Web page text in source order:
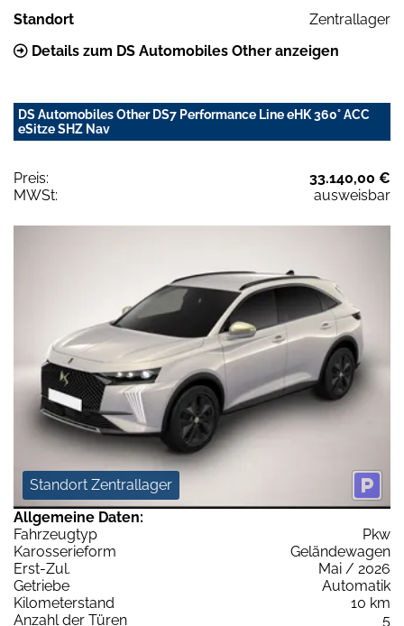
Standort
Zentrallager
Details zum DS Automobiles Other anzeigen
DS Automobiles Other DS7 Performance Line eHK 360° ACC
eSitze SHZ Nav
Preis:
33.140,00 €
MWSt:
ausweisbar
Standort Zentrallager
Allgemeine Daten:
Fahrzeugtyp
Pkw
Karosserieform
Geländewagen
Erst-Zul.
Mai / 2026
Getriebe
Automatik
Kilometerstand
10 km
Anzahl der Türen
5